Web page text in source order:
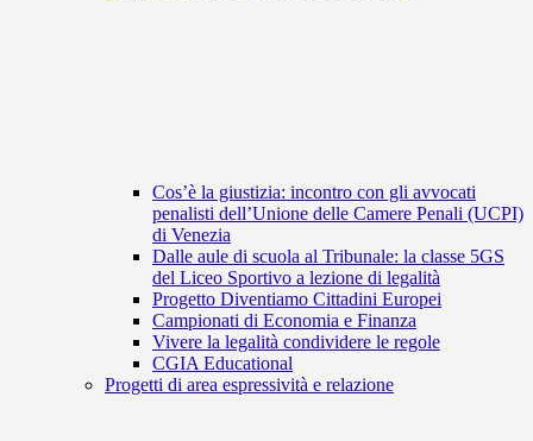
Cos’è la giustizia: incontro con gli avvocati
penalisti dell’Unione delle Camere Penali (UCPI)
di Venezia
Dalle aule di scuola al Tribunale: la classe 5GS
del Liceo Sportivo a lezione di legalità
Progetto Diventiamo Cittadini Europei
Campionati di Economia e Finanza
Vivere la legalità condividere le regole
CGIA Educational
Progetti di area espressività e relazione